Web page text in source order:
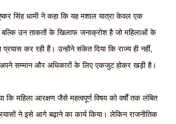
सिंह धामी ने कहा कि यह मशाल यात्रा केवल एक
बल्कि उन ताकतों के खिलाफ जनाक्रोश है जो महिलाओं के
प्रयास कर रही हैं। उन्होंने संकेत दिया कि राज्य ही नहीं,
सम्मान और अधिकारों के लिए एकजुट होकर खड़ी है।
कि महिला आरक्षण जैसे महत्वपूर्ण विषय को वर्षों तक लंबित
ने इसे आगे बढ़ाने का कार्य किया। लेकिन राजनीतिक